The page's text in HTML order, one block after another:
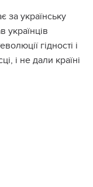
за українську
українців
гідності і
і не дали країні